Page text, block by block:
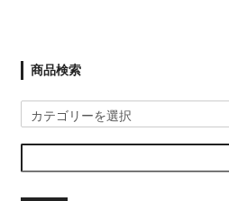
商品検索